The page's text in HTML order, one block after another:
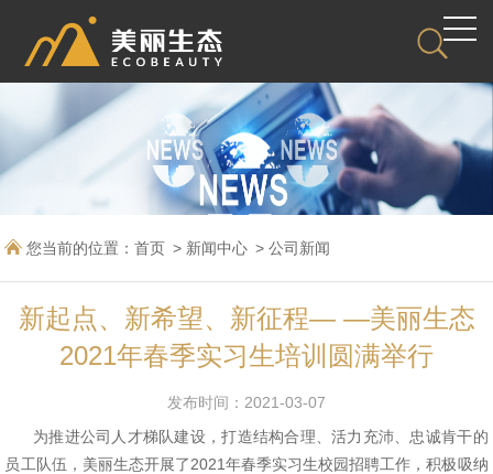
您当前的位置：首页 新闻中心 公司新闻
新起点、新希望、新征程— —美丽生态
2021年春季实习生培训圆满举行
发布时间：2021-03-07
为推进公司人才梯队建设，打造结构合理、活力充沛、忠诚肯干的
员工队伍，美丽生态开展了 2021年春季实习生校园招聘工作，积极吸纳